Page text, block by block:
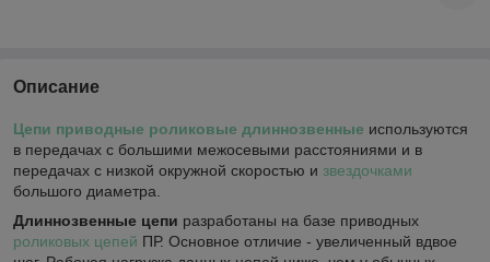
Описание
Цепи приводные роликовые длиннозвенные используются
в передачах с большими межосевыми расстояниями и в
передачах с низкой окружной скоростью и звездочками
большого диаметра.
Длиннозвенные цепи разработаны на базе приводных
роликовых цепей ПР. Основное отличие - увеличенный вдвое